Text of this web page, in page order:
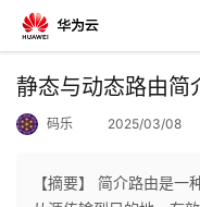
返
静态与动态路由简
码乐 2025/03/08
【摘要】 简介路由是